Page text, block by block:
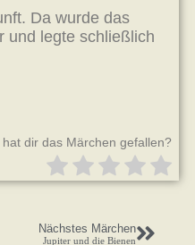
Da wurde das
und legte schließlich
hat dir das Märchen gefallen?
Nächstes Märchen
Jupiter und die Bienen